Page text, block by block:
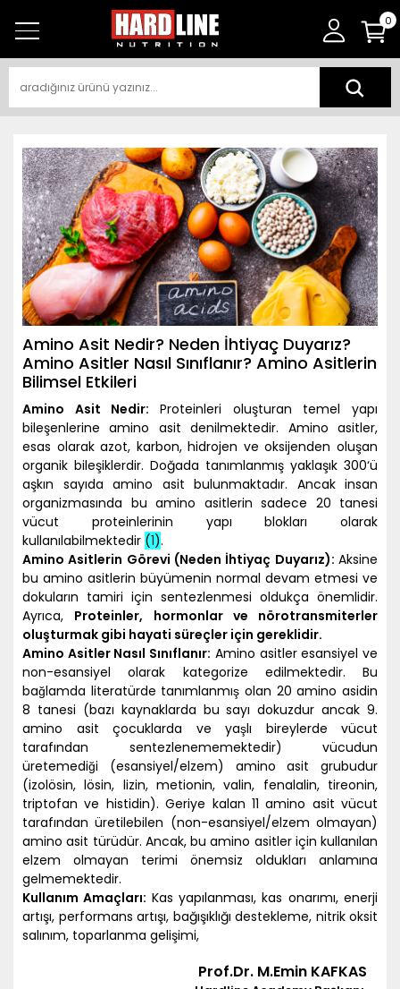
0
Amino Asit Nedir? Neden İhtiyaç Duyarız?
Amino Asitler Nasıl Sınıflanır? Amino Asitlerin
Bilimsel Etkileri
Amino Asit Nedir: Proteinleri oluşturan temel yapı
bileşenlerine amino asit denilmektedir. Amino asitler,
esas olarak azot, karbon, hidrojen ve oksijenden oluşan
organik bileşiklerdir. Doğada tanımlanmış yaklaşık 300‘ü
aşkın sayıda amino asit bulunmaktadır. Ancak insan
organizmasında bu amino asitlerin sadece 20 tanesi
vücut proteinlerinin yapı blokları olarak
kullanılabilmektedir (1).
Amino Asitlerin Görevi (Neden İhtiyaç Duyarız): Aksine
bu amino asitlerin büyümenin normal devam etmesi ve
dokuların tamiri için sentezlenmesi oldukça önemlidir.
Ayrıca, Proteinler, hormonlar ve nörotransmiterler
oluşturmak gibi hayati süreçler için gereklidir.
Amino Asitler Nasıl Sınıflanır: Amino asitler esansiyel ve
non-esansiyel olarak kategorize edilmektedir. Bu
bağlamda literatürde tanımlanmış olan 20 amino asidin
8 tanesi (bazı kaynaklarda bu sayı dokuzdur ancak 9.
amino asit çocuklarda ve yaşlı bireylerde vücut
tarafından sentezlenememektedir) vücudun
üretemediği (esansiyel/elzem) amino asit grubudur
(izolösin, lösin, lizin, metionin, valin, fenalalin, tireonin,
triptofan ve histidin). Geriye kalan 11 amino asit vücut
tarafından üretilebilen (non-esansiyel/elzem olmayan)
amino asit türüdür. Ancak, bu amino asitler için kullanılan
elzem olmayan terimi önemsiz oldukları anlamına
gelmemektedir.
Kullanım Amaçları: Kas yapılanması, kas onarımı, enerji
artışı, performans artışı, bağışıklığı destekleme, nitrik oksit
salınım, toparlanma gelişimi,
Prof.Dr. M.Emin KAFKAS